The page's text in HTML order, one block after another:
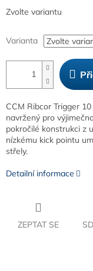
Měrná
cena:
Zvolte variantu
Varianta
CCM Ribcor Trigger
navržený pro
pokročilé konstrukci z
nízkému kick pointu
střely.
Detailní informace
ZEPTAT SE